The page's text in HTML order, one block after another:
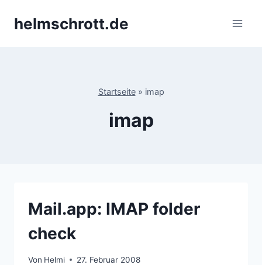
Inhalthelmschrott.de
Startseite» imap
imap
Mail.app: IMAP folder
check
Von Helmi 27. Februar 2008